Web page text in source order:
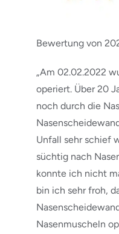
Bewertung von
„Am 02.02.2022
operiert. Über 20
noch durch die
Unfall sehr schief
süchtig nach
konnte ich nicht
bin ich sehr froh,
Nasenmuscheln